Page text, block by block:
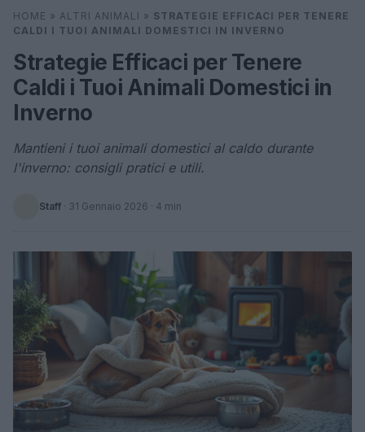
Cerca ⌕ ×
HOME » ALTRI ANIMALI » STRATEGIE EFFICACI PER TENERE
CALDI I TUOI ANIMALI DOMESTICI IN INVERNO
Strategie Efficaci per Tenere
Caldi i Tuoi Animali Domestici in
Inverno
Mantieni i tuoi animali domestici al caldo durante
l'inverno: consigli pratici e utili.
Staff · 31 Gennaio 2026 · 4 min